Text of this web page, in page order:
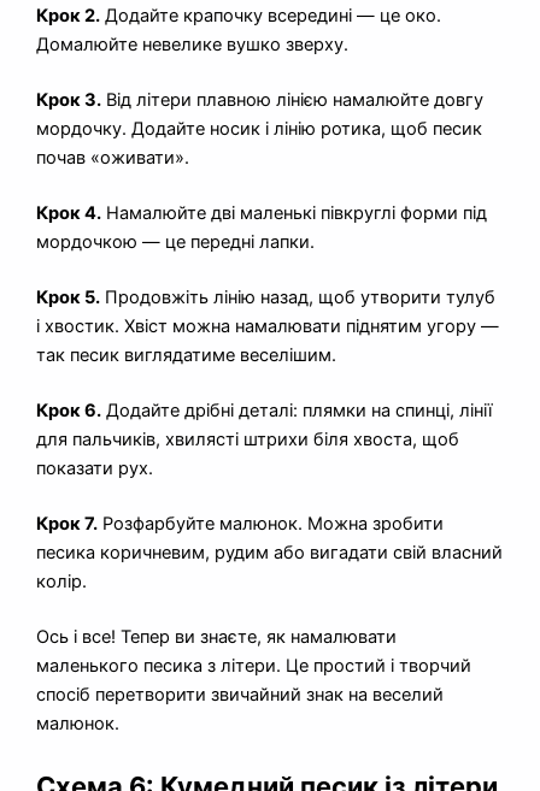
Крок 2. Додайте крапочку всередині — це око.
Домалюйте невелике вушко зверху.
Крок 3. Від літери плавною лінією намалюйте довгу
мордочку. Додайте носик і лінію ротика, щоб песик
почав «оживати».
Крок 4. Намалюйте дві маленькі півкруглі форми під
мордочкою — це передні лапки.
Крок 5. Продовжіть лінію назад, щоб утворити тулуб
і хвостик. Хвіст можна намалювати піднятим угору —
так песик виглядатиме веселішим.
Крок 6. Додайте дрібні деталі: плямки на спинці, лінії
для пальчиків, хвилясті штрихи біля хвоста, щоб
показати рух.
Крок 7. Розфарбуйте малюнок. Можна зробити
песика коричневим, рудим або вигадати свій власний
колір.
Ось і все! Тепер ви знаєте, як намалювати
маленького песика з літери. Це простий і творчий
спосіб перетворити звичайний знак на веселий
малюнок.